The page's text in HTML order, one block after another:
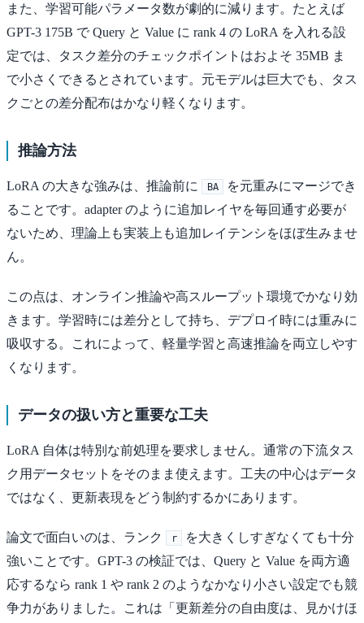
また、学習可能パラメータ数が劇的に減ります。たとえば
GPT-3 175B で Query と Value に rank 4 の LoRA を入れる設
定では、タスク差分のチェックポイントはおよそ 35MB ま
で小さくできるとされています。元モデルは巨大でも、タス
クごとの差分配布はかなり軽くなります。
推論方法
LoRA の大きな強みは、推論前に BA
を元重みにマージでき
ることです。adapter のように追加レイヤを毎回通す必要が
ないため、理論上も実装上も追加レイテンシをほぼ生みませ
ん。
この点は、オンライン推論や高スループット環境でかなり効
きます。学習時には差分として持ち、デプロイ時には重みに
吸収する。これによって、軽量学習と高速推論を両立しやす
くなります。
データの扱い方と重要な工夫
LoRA 自体は特別な前処理を要求しません。通常の下流タス
ク用データセットをそのまま使えます。工夫の中心はデータ
ではなく、更新表現をどう制約するかにあります。
論文で面白いのは、ランク r
を大きくしすぎなくても十分
強いことです。GPT-3 の検証では、Query と Value を両方適
応するなら rank 1 や rank 2 のようなかなり小さい設定でも競
争力がありました。これは「更新差分の自由度は、見かけほ